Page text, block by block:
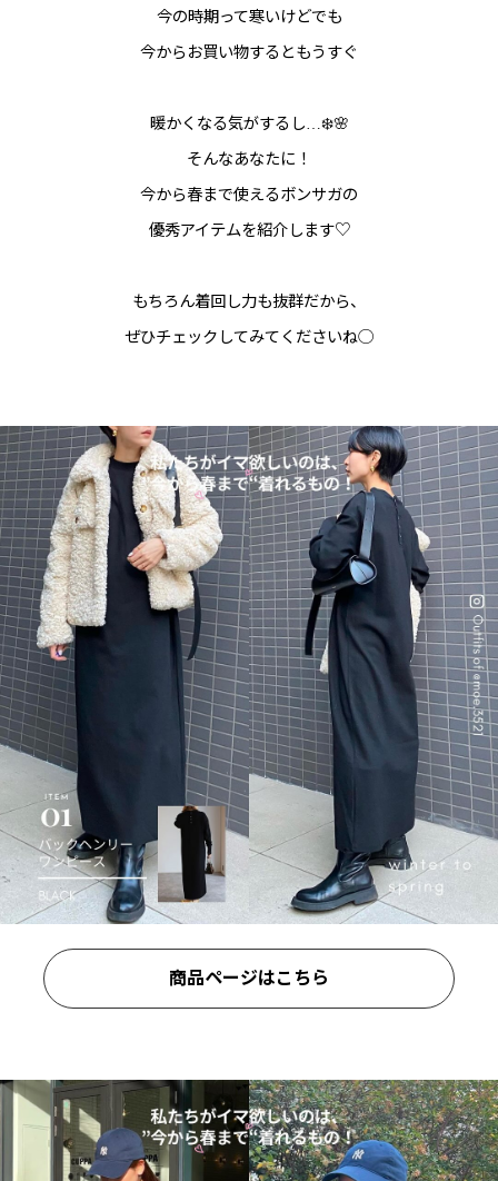
今の時期って寒いけどでも
今からお買い物するともうすぐ
暖かくなる気がするし…❄️🌸
そんなあなたに！
今から春まで使えるボンサガの
優秀アイテムを紹介します♡
もちろん着回し力も抜群だから、
ぜひチェックしてみてくださいね◯
商品ページはこちら